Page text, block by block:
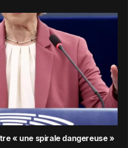
« une spirale dangereuse »